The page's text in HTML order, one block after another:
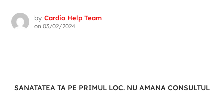
by Cardio Help Team
on 03/02/2024
SANATATEA TA PE PRIMUL LOC. NU AMANA CONSULTUL